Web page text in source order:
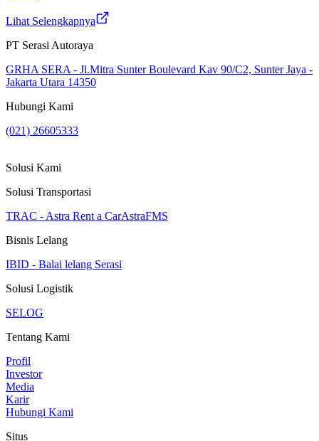
Lihat Selengkapnya
PT Serasi Autoraya
GRHA SERA - Jl.Mitra Sunter Boulevard Kav 90/C2, Sunter Jaya -
Jakarta Utara 14350
Hubungi Kami
(021) 26605333
Solusi Kami
Solusi Transportasi
TRAC - Astra Rent a CarAstraFMS
Bisnis Lelang
IBID - Balai lelang Serasi
Solusi Logistik
SELOG
Tentang Kami
Profil
Investor
Media
Karir
Hubungi Kami
Situs